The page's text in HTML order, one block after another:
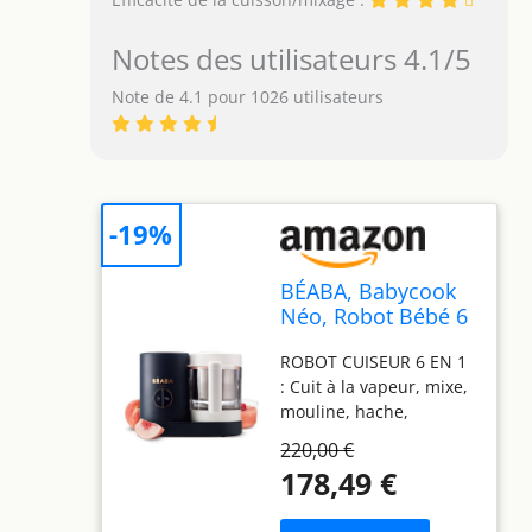
Notes des utilisateurs 4.1/5
Note de 4.1 pour 1026 utilisateurs
BÉABA, Babycook
Néo, Robot Bébé 6
France, Mixeur-
Cuiseur, Bol en
Verre et Cuve Inox,
Diversification
alimentaire, Petits
pots bébé maison,
Cuisson Vapeur
ROBOT CUISEUR 6 EN 1
: Cuit à la vapeur, mixe,
mouline, hache,
les aliments, stérilise et
chauffe les biberons
220,00 €
178,49 €
-19%